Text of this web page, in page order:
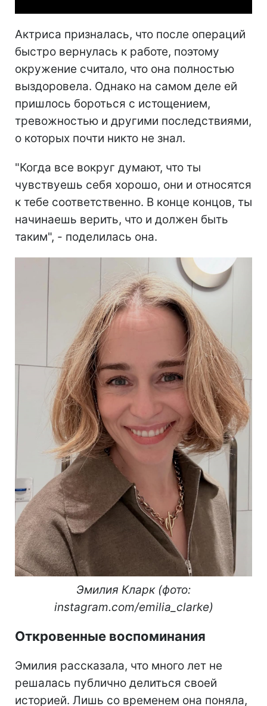
Актриса призналась, что после операций
быстро вернулась к работе, поэтому
окружение считало, что она полностью
выздоровела. Однако на самом деле ей
пришлось бороться с истощением,
тревожностью и другими последствиями,
о которых почти никто не знал.
"Когда все вокруг думают, что ты
чувствуешь себя хорошо, они и относятся
к тебе соответственно. В конце концов, ты
начинаешь верить, что и должен быть
таким", - поделилась она.
Эмилия Кларк (фото:
instagram.com/emilia_clarke)
Откровенные воспоминания
Эмилия рассказала, что много лет не
решалась публично делиться своей
историей. Лишь со временем она поняла,